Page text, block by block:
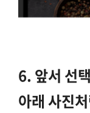
6. 앞서 선
아래 사진